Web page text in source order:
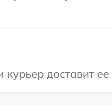
доставит